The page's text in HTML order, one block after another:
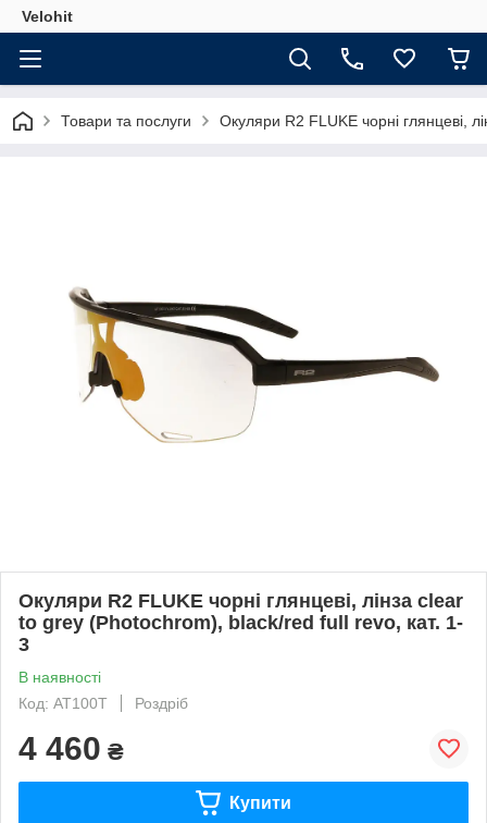
Velohit
Товари та послуги Окуляри R2 FLUKE чорні глянцеві,
Окуляри R2 FLUKE чорні глянцеві, лінза clear
to grey (Photochrom), black/red full revo, кат. 1-
3
В наявності
Код: AT100T
Роздріб
4 460 ₴
Купити